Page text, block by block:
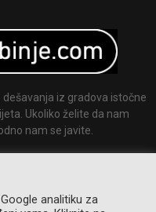
iz gradova istočne
Ukoliko želite da nam
nam se javite.
analitiku za